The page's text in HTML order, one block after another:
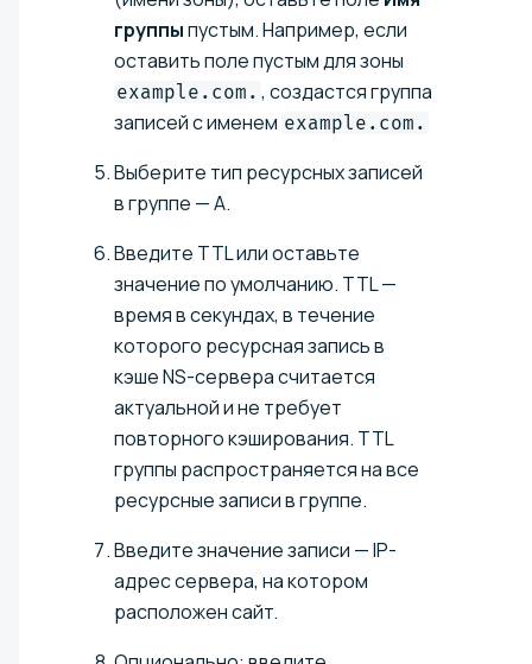
группыпустым. Например, если
оставить поле пустым для зоны
example.com. , создастся группа
записей с именем example.com.
Выберите тип ресурсных записей
в группе — A.
Введите TTL или оставьте
значение по умолчанию. TTL —
время в секундах, в течение
которого ресурсная запись в
кэше NS-сервера считается
актуальной и не требует
повторного кэширования. TTL
группы распространяется на все
ресурсные записи в группе.
Введите значение записи — IP-
адрес сервера, на котором
расположен сайт.